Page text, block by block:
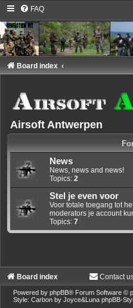
FAQ
Board index
Airsoft Antwerpen
News
News, news and news!
Topics: 2
Stel je even voor
Voor totale toegang tot
moderators je account
Topics: 7
Board index Contact
Powered by phpBB® Forum Software ©
Style: Carbon by Joyce&Luna phpBB-